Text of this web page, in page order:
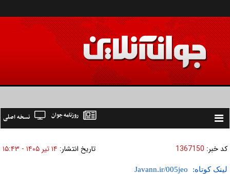
Toggle
نسخه اصلی روزنامه جوان
کد خبر: 1367150 تاریخ انتشار: ۱۴ تير ۱۴۰۵ - ۱۵:۴۳
لینک کوتاه: